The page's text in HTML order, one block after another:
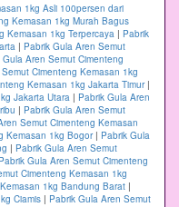
1kg Asli 100persen dari
Kemasan 1kg Murah Bagus
Kemasan 1kg Terpercaya | Pabrik
| Pabrik Gula Aren Semut
Gula Aren Semut Cimenteng
Cimenteng Kemasan 1kg
Kemasan 1kg Jakarta Timur|
Jakarta Utara | Pabrik Gula Aren
| Pabrik Gula Aren Semut
Semut Cimenteng Kemasan
Kemasan 1kg Bogor| Pabrik Gula
| Pabrik Gula Aren Semut
Pabrik Gula Aren Semut Cimenteng
Cimenteng Kemasan 1kg
1kg Bandung Barat |
Ciamis | Pabrik Gula Aren Semut